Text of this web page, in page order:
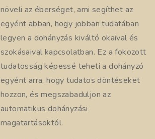
növeli az éberséget, ami segíthet az
egyént abban, hogy jobban tudatában
legyen a dohányzás kiváltó okaival és
szokásaival kapcsolatban. Ez a fokozott
tudatosság képessé teheti a dohányzó
egyént arra, hogy tudatos döntéseket
hozzon, és megszabaduljon az
automatikus dohányzási
magatartásoktól.